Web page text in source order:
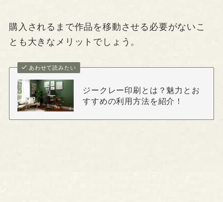
購入されるまで作品を移動させる必要がないこ
とも大きなメリットでしょう。
あわせて読みたい
ジークレー印刷とは？魅力とお
すすめの利用方法を紹介！